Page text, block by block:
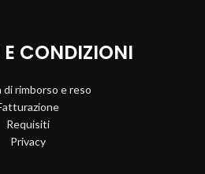
CONDIZIONI
di rimborso e reso
Requisiti
Privacy